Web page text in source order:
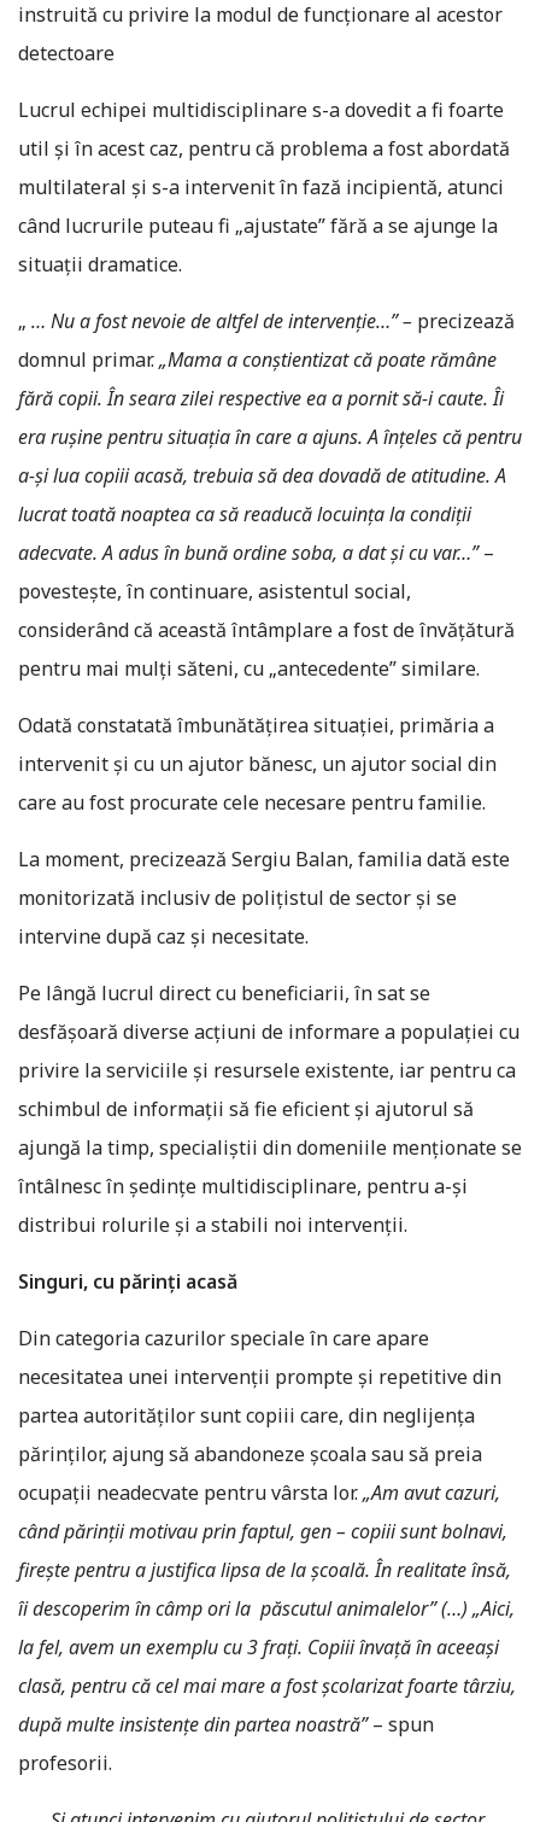
instruită cu privire la modul de funcționare al acestor
detectoare
Lucrul echipei multidisciplinare s-a dovedit a fi foarte
util şi în acest caz, pentru că problema a fost abordată
multilateral și s-a intervenit în fază incipientă, atunci
când lucrurile puteau fi „ajustate” fără a se ajunge la
situații dramatice.
„ … Nu a fost nevoie de altfel de intervenție…” – precizează
domnul primar.„Mama a conștientizat că poate rămâne
fără copii. În seara zilei respective ea a pornit să-i caute. Îi
era rușine pentru situația în care a ajuns. A înțeles că pentru
a-și lua copiii acasă, trebuia să dea dovadă de atitudine. A
lucrat toată noaptea ca să readucă locuința la condiții
adecvate. A adus în bună ordine soba, a dat și cu var…”–
povestește, în continuare, asistentul social,
considerând că această întâmplare a fost de învățătură
pentru mai mulți săteni, cu „antecedente” similare.
Odată constatată îmbunătățirea situației, primăria a
intervenit și cu un ajutor bănesc, un ajutor social din
care au fost procurate cele necesare pentru familie.
La moment, precizează Sergiu Balan, familia dată este
monitorizată inclusiv de polițistul de sector și se
intervine după caz și necesitate.
Pe lângă lucrul direct cu beneficiarii, în sat se
desfășoară diverse acțiuni de informare a populației cu
privire la serviciile și resursele existente, iar pentru ca
schimbul de informații să fie eficient și ajutorul să
ajungă la timp, specialiștii din domeniile menționate se
întâlnesc în ședințe multidisciplinare, pentru a-și
distribui rolurile și a stabili noi intervenții.
Singuri, cu părinți acasă
Din categoria cazurilor speciale în care apare
necesitatea unei intervenții prompte și repetitive din
partea autorităților sunt copiii care, din neglijența
părinților, ajung să abandoneze școala sau să preia
ocupații neadecvate pentru vârsta lor.„Am avut cazuri,
când părinții motivau prin faptul, gen – copiii sunt bolnavi,
fireşte pentru a justifica lipsa de la școală. În realitate însă,
îi descoperim în câmp ori la păscutul animalelor” (…) „Aici,
la fel, avem un exemplu cu 3 frați. Copiii învață în aceeași
clasă, pentru că cel mai mare a fost școlarizat foarte târziu,
după multe insistențe din partea noastră”– spun
profesorii.